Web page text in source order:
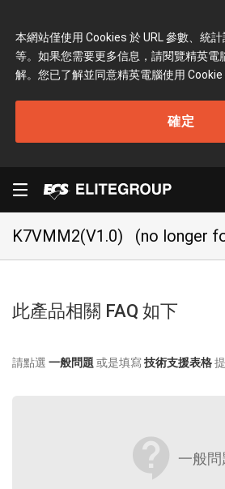
本網站僅使用 Cookies 於 URL 參數、統
等。如果您需要更多信息，請閱覽精英電
解。您已了解並同意精英電腦使用 Cookie
確定
K7VMM2(V1.0) (no longer
此產品相關 FAQ 如下
請點選 一般問題 或是填寫技術支援表格
contact_support 一般問